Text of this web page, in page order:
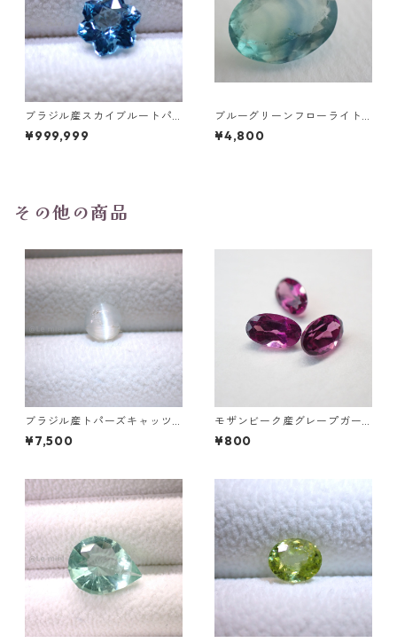
ブラジル産スカイブルートパ
ーズ スノーフレークカットル
ース 1.5ct 7.0mm*7.0mm*4.
¥999,999
ブルーグリーンフローライト
オーバルカットルース 10.2ct
15.4mm*11.1mm*8.0mm
¥4,800
その他の商品
ブラジル産トパーズキャッツ
アイ ラウンドカボションルー
ス 1.6ct 6.4mm*4.3mm
¥7,500
モザンビーク産グレープガー
ネット オーバルカットルース
0.3ct前後 5 mm*3mm前後
¥800